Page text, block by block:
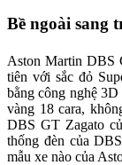
Bề ngoài sang
Aston Martin DBS
tiên với sắc đỏ
bằng công nghệ
vàng 18 cara,
DBS GT Zagato
thống đèn của
mẫu xe nào của